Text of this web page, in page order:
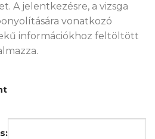
A jelentkezésre, a vizsga
vonatkozó
információkhoz feltöltött